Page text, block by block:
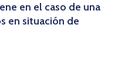
en el caso de una
en situación de